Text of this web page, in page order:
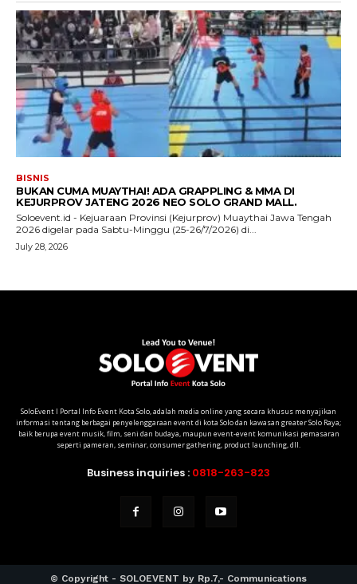
SoloEvent I Portal Info Event Kota Solo, adalah media online yang secara khusus menyajikan
informasi tentang berbagai penyelenggaraan event di kota Solo dan kawasan greater Solo Raya;
baik berupa event musik, film, seni dan budaya, maupun event-event komunikasi pemasaran
seperti pameran, seminar, consumer gathering, product launching, dll.
Business inquiries : 0818-263-823
© Copyright - SOLOEVENT by Rp.7,- Communications